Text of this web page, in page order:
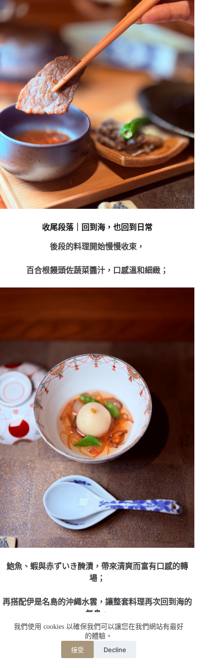
我們使用 cookies 以確保我們可以讓您在我們網站有最好
的體驗。
接受 Decline
收尾段落｜回到海，也回到日常
後段的料理開始慢慢收束，
百合根饅頭佐蔬菜醬汁，口感溫和細緻；
鮑魚、蝦與赤ずいき醃漬，帶來清爽而富有口感的轉
場；
再搭配伊是名島的沖繩水雲，讓整套料理再次回到海的
氣息。